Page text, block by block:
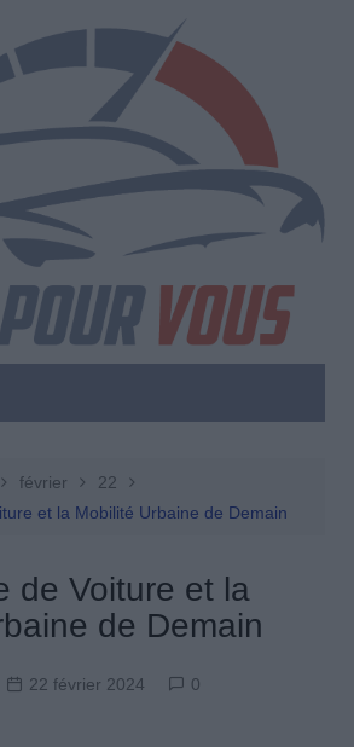
février
22
et la Mobilité Urbaine de Demain
de Voiture et la
de Demain
22 février 2024
0